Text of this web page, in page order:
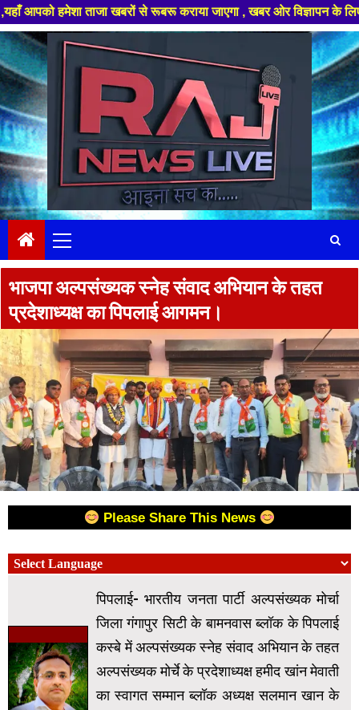
ताजा खबरों से रूबरू कराया जाएगा , खबर ओर विज्ञापन के लिए संपर्क
Skip
to
content
Menu
भाजपा अल्पसंख्यक स्नेह संवाद अभियान के तहत
प्रदेशाध्यक्ष का पिपलाई आगमन।
Please Share This News
पिपलाई- भारतीय जनता पार्टी अल्पसंख्यक मोर्चा
जिला गंगापुर सिटी के बामनवास ब्लॉक के पिपलाई
कस्बे में अल्पसंख्यक स्नेह संवाद अभियान के तहत
अल्पसंख्यक मोर्चे के प्रदेशाध्यक्ष हमीद खांन मेवाती
का स्वागत सम्मान ब्लॉक अध्यक्ष सलमान खान के